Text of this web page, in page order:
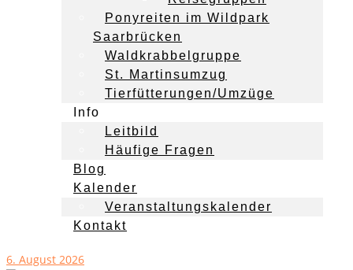
Ponyreiten im Wildpark
Saarbrücken
Waldkrabbelgruppe
St. Martinsumzug
Tierfütterungen/Umzüge
Info
Leitbild
Häufige Fragen
Blog
Kalender
Veranstaltungskalender
Kontakt
6. August 2026